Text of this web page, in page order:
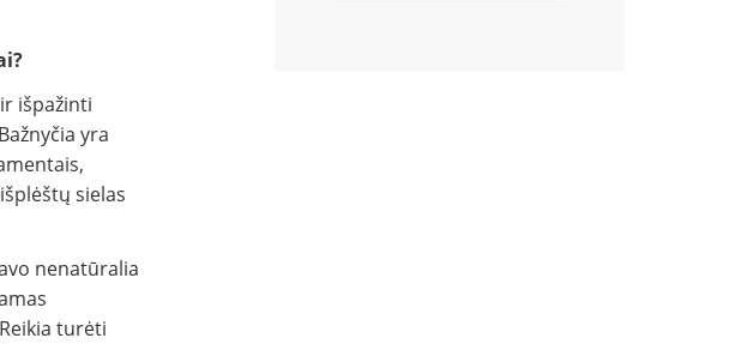
išpažinti
yra
sielas
nenatūralia
turėti